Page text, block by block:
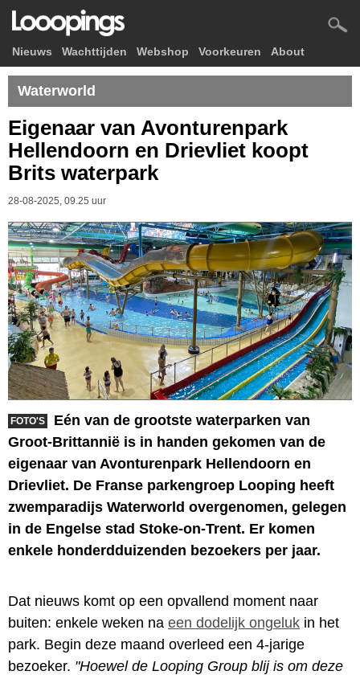
Nieuws Wachttijden Webshop Voorkeuren About
Waterworld
Eigenaar van Avonturenpark
Hellendoorn en Drievliet koopt
Brits waterpark
28-08-2025, 09.25 uur
FOTO'S
Eén van de grootste waterparken van
Groot-Brittannië is in handen gekomen van de
eigenaar van Avonturenpark Hellendoorn en
Drievliet. De Franse parkengroep Looping heeft
zwemparadijs Waterworld overgenomen, gelegen
in de Engelse stad Stoke-on-Trent. Er komen
enkele honderdduizenden bezoekers per jaar.
Dat nieuws komt op een opvallend moment naar
buiten: enkele weken na een dodelijk ongeluk in het
park. Begin deze maand overleed een 4-jarige
bezoeker. "Hoewel de Looping Group blij is om deze